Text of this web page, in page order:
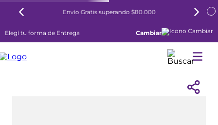
Envío Gratis superando $80.000
Elegí tu forma de Entrega Cambiar